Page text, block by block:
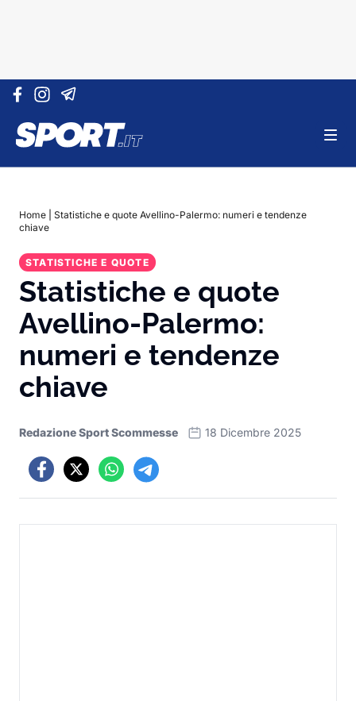
Vai al contenuto
Home
Statistiche e quote Avellino-Palermo: numeri e tendenze
chiave
STATISTICHE E QUOTE
Statistiche e quote
Avellino-Palermo:
numeri e tendenze
chiave
Redazione Sport Scommesse 18 Dicembre 2025